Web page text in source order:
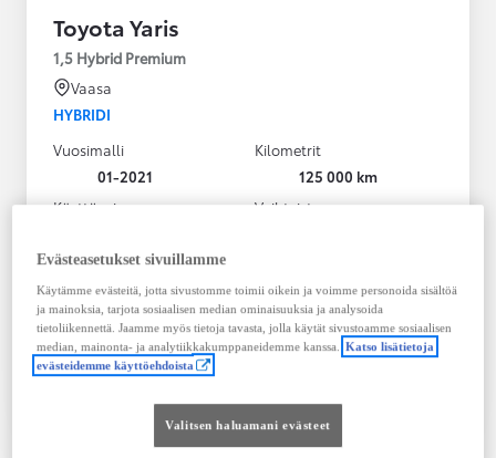
Toyota Yaris
1,5 Hybrid Premium
Vaasa
HYBRIDI
Vuosimalli
01-2021
Kilometrit
125 000 km
Käyttövoima
Vaihteisto
Näytä lisää
20 980,00 €
283,33 € / kk
Tutustu autoon
Vertaile
Evästeasetukset sivuillamme
Käytämme evästeitä, jotta sivustomme toimii oikein ja voimme personoida sisältöä
ja mainoksia, tarjota sosiaalisen median ominaisuuksia ja analysoida
tietoliikennettä. Jaamme myös tietoja tavasta, jolla käytät sivustoamme sosiaalisen
median, mainonta- ja analytiikkakumppaneidemme kanssa. Katso lisätietoja
evästeidemme käyttöehdoista
Valitsen haluamani evästeet